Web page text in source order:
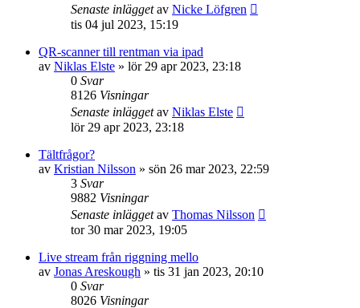
Senaste inläggetav Nicke Löfgren
tis 04 jul 2023, 15:19
QR-scanner till rentman via ipad
av Niklas Elste » lör 29 apr 2023, 23:18
0 Svar
8126 Visningar
Senaste inläggetav Niklas Elste
lör 29 apr 2023, 23:18
Tältfrågor?
av Kristian Nilsson » sön 26 mar 2023, 22:59
3 Svar
9882 Visningar
Senaste inläggetav Thomas Nilsson
tor 30 mar 2023, 19:05
Live stream från riggning mello
av Jonas Areskough » tis 31 jan 2023, 20:10
0 Svar
8026 Visningar